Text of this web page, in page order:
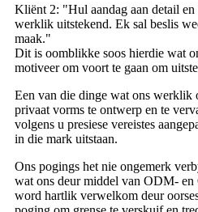
Kliënt 2: "Hul aandag aan detail
werklik uitstekend. Ek sal beslis
maak."
Dit is oomblikke soos hierdie wat
motiveer om voort te gaan om
Een van die dinge wat ons werklik
privaat vorms te ontwerp en te
volgens u presiese vereistes
in die mark uitstaan.
Ons pogings het nie ongemerk
wat ons deur middel van ODM-
word hartlik verwelkom deur